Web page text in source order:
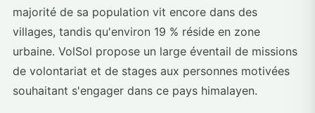
majorité de sa population vit encore dans des
villages, tandis qu'environ 19 % réside en zone
urbaine. VolSol propose un large éventail de missions
de volontariat et de stages aux personnes motivées
souhaitant s'engager dans ce pays himalayen.